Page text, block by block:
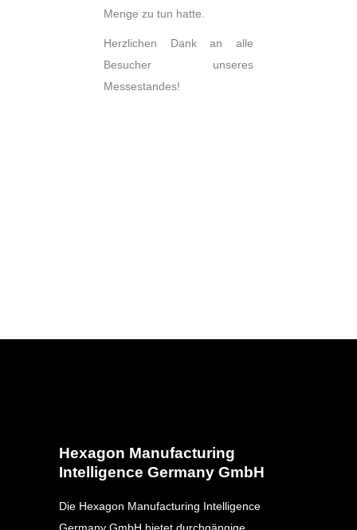
Menge zu tun hatte.
Herzlichen Dank an alle
Besucher unseres
Messestandes!
Hexagon Manufacturing
Intelligence Germany GmbH
Die Hexagon Manufacturing Intelligence